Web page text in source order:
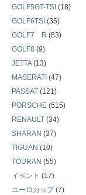
GOLF5GT-TSI (18)
GOLF6TSI (35)
GOLF7 R (83)
GOLF8 (9)
JETTA(13)
MASERATI (47)
PASSAT (121)
PORSCHE (515)
RENAULT (34)
SHARAN (37)
TIGUAN (10)
TOURAN (55)
イベント (17)
ユーロカップ(7)